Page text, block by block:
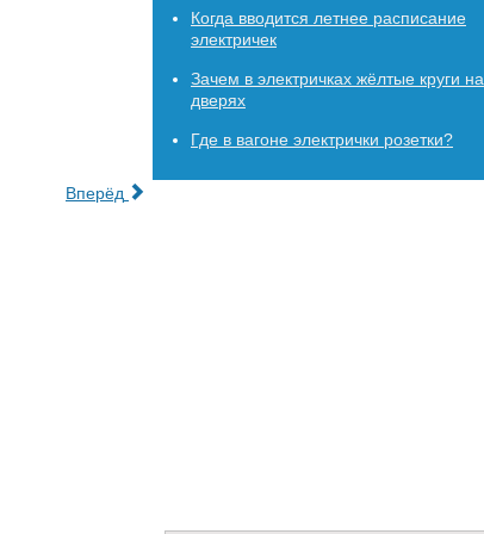
Вперёд
Когда вводится летнее расписание
электричек
Зачем в электричках жёлтые круги на
дверях
Где в вагоне электрички розетки?